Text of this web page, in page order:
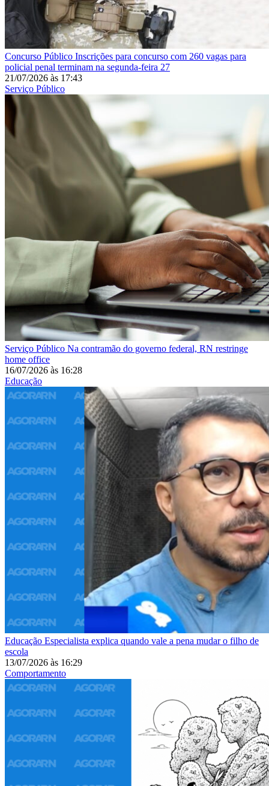
Concurso Público Inscrições para concurso com 260 vagas para
policial penal terminam na segunda-feira 27
21/07/2026 às 17:43
Serviço Público
Serviço Público Na contramão do governo federal, RN restringe
home office
16/07/2026 às 16:28
Educação
Educação Especialista explica quando vale a pena mudar o filho de
escola
13/07/2026 às 16:29
Comportamento